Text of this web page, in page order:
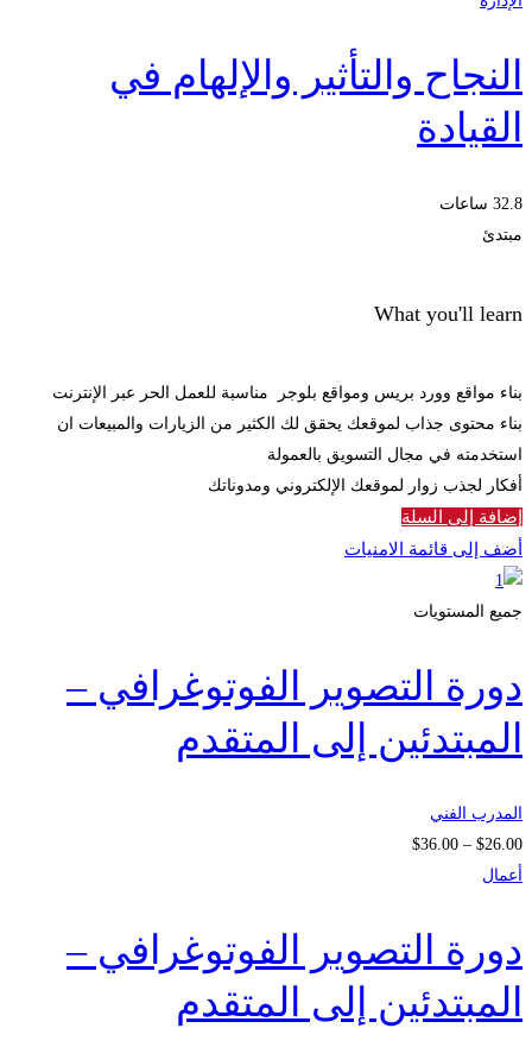
النجاح والتأثير والإلهام في
القيادة
32.8 ساعات
مبتدئ
What you'll learn
بناء مواقع وورد بريس ومواقع بلوجر مناسبة للعمل الحر عبر الإنترنت
بناء محتوى جذاب لموقعك يحقق لك الكثير من الزيارات والمبيعات ان
استخدمته في مجال التسويق بالعمولة
أفكار لجذب زوار لموقعك الإلكتروني ومدوناتك
إضافة إلى السلة
أضف إلى قائمة الامنيات
جميع المستويات
دورة التصوير الفوتوغرافي –
المبتدئين إلى المتقدم
المدرب الفني
$26 .00
–
$36 .00
نطاق
خلال
أعمال
دورة التصوير الفوتوغرافي –
المبتدئين إلى المتقدم